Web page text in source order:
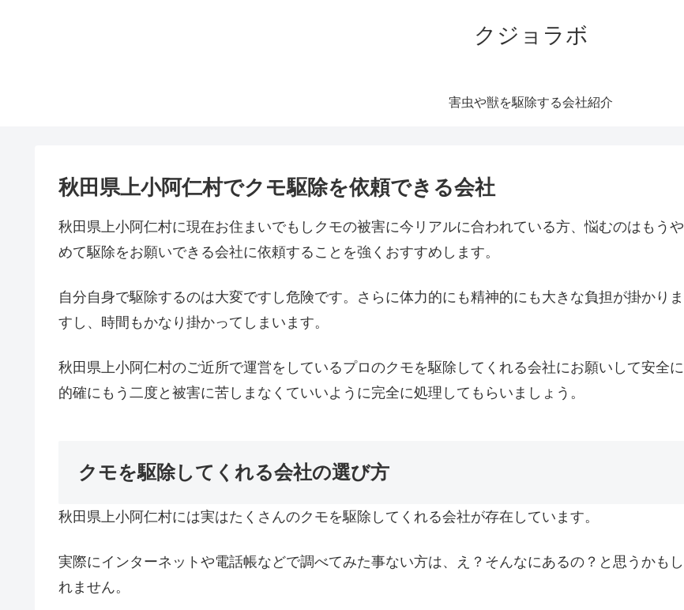
クジョラボ
害虫や獣を駆除する会社紹介
秋田県上小阿仁村でクモ駆除を依頼できる会社
秋田県上小阿仁村に現在お住まいでもしクモの被害に今リアルに合われている方、悩むのはもうや
めて駆除をお願いできる会社に依頼することを強くおすすめします。
自分自身で駆除するのは大変ですし危険です。さらに体力的にも精神的にも大きな負担が掛かりま
すし、時間もかなり掛かってしまいます。
秋田県上小阿仁村のご近所で運営をしているプロのクモを駆除してくれる会社にお願いして安全に
的確にもう二度と被害に苦しまなくていいように完全に処理してもらいましょう。
クモを駆除してくれる会社の選び方
秋田県上小阿仁村には実はたくさんのクモを駆除してくれる会社が存在しています。
実際にインターネットや電話帳などで調べてみた事ない方は、え？そんなにあるの？と思うかもし
れません。